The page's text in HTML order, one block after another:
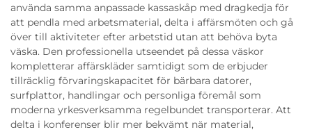
använda samma anpassade kassaskåp med dragkedja för
att pendla med arbetsmaterial, delta i affärsmöten och gå
över till aktiviteter efter arbetstid utan att behöva byta
väska. Den professionella utseendet på dessa väskor
kompletterar affärskläder samtidigt som de erbjuder
tillräcklig förvaringskapacitet för bärbara datorer,
surfplattor, handlingar och personliga föremål som
moderna yrkesverksamma regelbundet transporterar. Att
delta i konferenser blir mer bekvämt när material,